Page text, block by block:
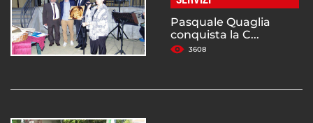
Pasquale Quaglia
conquista la C...
3608